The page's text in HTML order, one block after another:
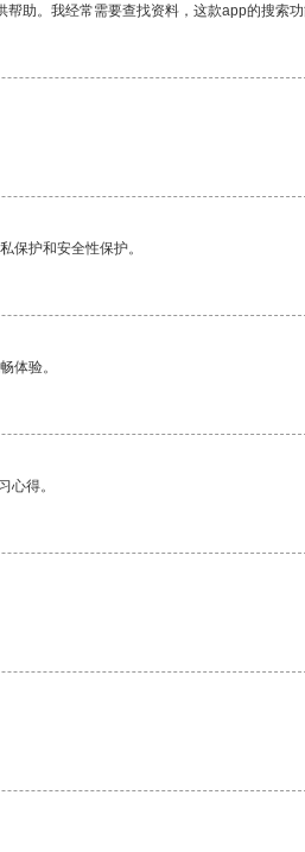
助。我经常需要查找资料，这款app的搜索
保护和安全性保护。
体验。
心得。